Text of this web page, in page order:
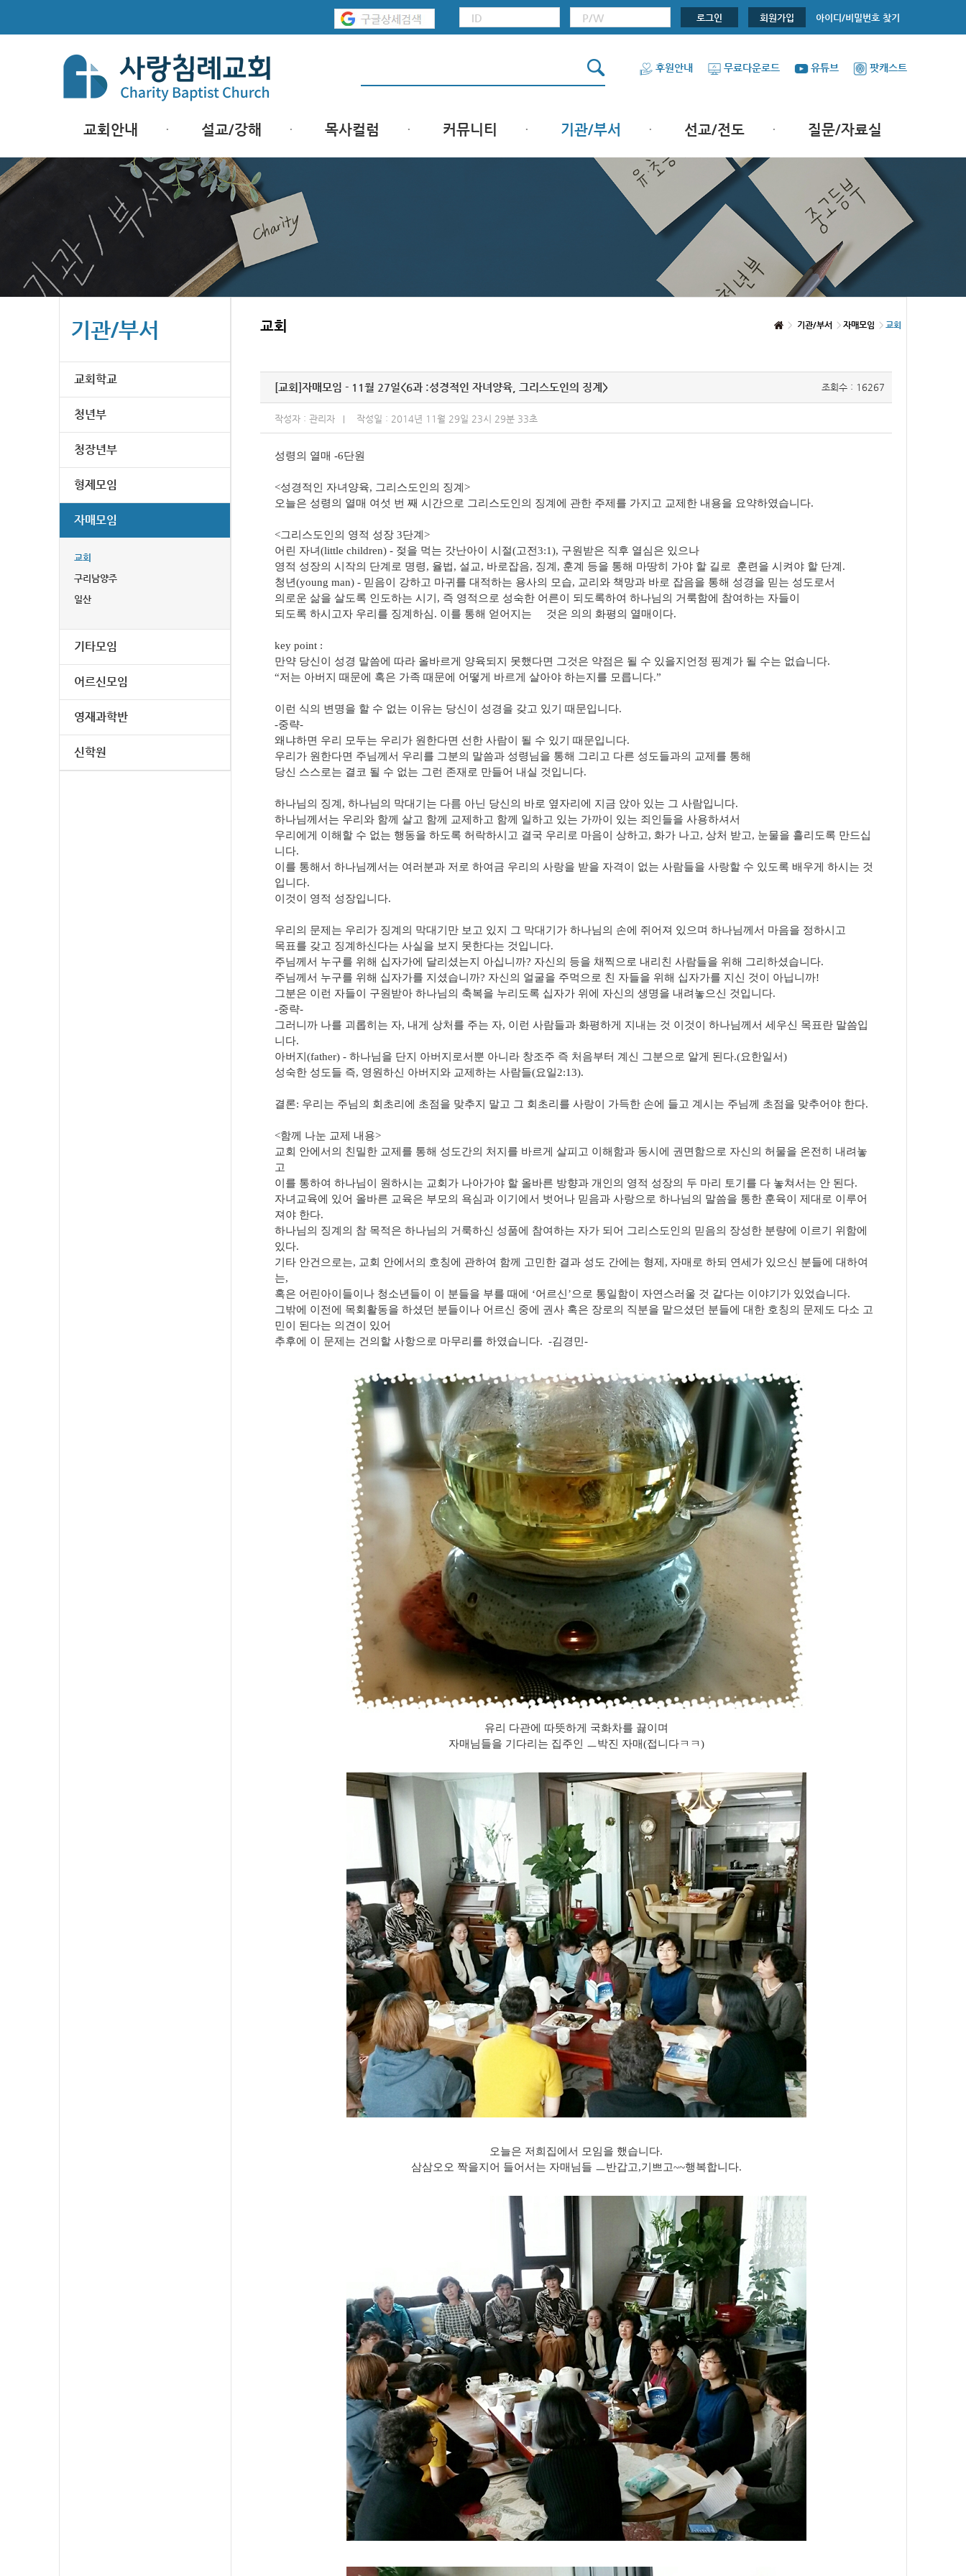
로그인 회원가입 아이디/비밀번호 찾기
후원안내 무료다운로드 유튜브 팟캐스트
교회안내 설교/강해 목사컬럼 커뮤니티 기관/부서 선교/전도 질문/자료실
기관/부서
교회학교
청년부
청장년부
형제모임
자매모임
교회
구리남양주
일산
기타모임
어르신모임
영재과학반
신학원
교회 기관/부서 자매모임 교회
[교회]자매모임 - 11월 27일<6과 :성경적인 자녀양육, 그리스도인의 징계> 조회수 : 16267
작성자 : 관리자 작성일 : 2014년 11월 29일 23시 29분 33초
성령의 열매 -6단원
<성경적인 자녀양육, 그리스도인의 징계>
오늘은 성령의 열매 여섯 번 째 시간으로 그리스도인의 징계에 관한 주제를 가지고 교제한 내용을 요약하였습니다.
<그리스도인의 영적 성장 3단계>
어린 자녀(little children) - 젖을 먹는 갓난아이 시절(고전3:1), 구원받은 직후 열심은 있으나
영적 성장의 시작의 단계로 명령, 율법, 설교, 바로잡음, 징계, 훈계 등을 통해 마땅히 가야 할 길로 훈련을 시켜야 할 단계.
청년(young man) - 믿음이 강하고 마귀를 대적하는 용사의 모습, 교리와 책망과 바로 잡음을 통해 성경을 믿는 성도로서
의로운 삶을 살도록 인도하는 시기, 즉 영적으로 성숙한 어른이 되도록하여 하나님의 거룩함에 참여하는 자들이
되도록 하시고자 우리를 징계하심. 이를 통해 얻어지는 것은 의의 화평의 열매이다.
key point :
만약 당신이 성경 말씀에 따라 올바르게 양육되지 못했다면 그것은 약점은 될 수 있을지언정 핑계가 될 수는 없습니다.
“저는 아버지 때문에 혹은 가족 때문에 어떻게 바르게 살아야 하는지를 모릅니다.”
이런 식의 변명을 할 수 없는 이유는 당신이 성경을 갖고 있기 때문입니다.
-중략-
왜냐하면 우리 모두는 우리가 원한다면 선한 사람이 될 수 있기 때문입니다.
우리가 원한다면 주님께서 우리를 그분의 말씀과 성령님을 통해 그리고 다른 성도들과의 교제를 통해
당신 스스로는 결코 될 수 없는 그런 존재로 만들어 내실 것입니다.
하나님의 징계, 하나님의 막대기는 다름 아닌 당신의 바로 옆자리에 지금 앉아 있는 그 사람입니다.
하나님께서는 우리와 함께 살고 함께 교제하고 함께 일하고 있는 가까이 있는 죄인들을 사용하셔서
우리에게 이해할 수 없는 행동을 하도록 허락하시고 결국 우리로 마음이 상하고, 화가 나고, 상처 받고, 눈물을 흘리도록 만드십
니다.
이를 통해서 하나님께서는 여러분과 저로 하여금 우리의 사랑을 받을 자격이 없는 사람들을 사랑할 수 있도록 배우게 하시는 것
입니다.
이것이 영적 성장입니다.
우리의 문제는 우리가 징계의 막대기만 보고 있지 그 막대기가 하나님의 손에 쥐어져 있으며 하나님께서 마음을 정하시고
목표를 갖고 징계하신다는 사실을 보지 못한다는 것입니다.
주님께서 누구를 위해 십자가에 달리셨는지 아십니까? 자신의 등을 채찍으로 내리친 사람들을 위해 그리하셨습니다.
주님께서 누구를 위해 십자가를 지셨습니까? 자신의 얼굴을 주먹으로 친 자들을 위해 십자가를 지신 것이 아닙니까!
그분은 이런 자들이 구원받아 하나님의 축복을 누리도록 십자가 위에 자신의 생명을 내려놓으신 것입니다.
-중략-
그러니까 나를 괴롭히는 자, 내게 상처를 주는 자, 이런 사람들과 화평하게 지내는 것 이것이 하나님께서 세우신 목표란 말씀입
니다.
아버지(father) - 하나님을 단지 아버지로서뿐 아니라 창조주 즉 처음부터 계신 그분으로 알게 된다.(요한일서)
성숙한 성도들 즉, 영원하신 아버지와 교제하는 사람들(요일2:13).
결론: 우리는 주님의 회초리에 초점을 맞추지 말고 그 회초리를 사랑이 가득한 손에 들고 계시는 주님께 초점을 맞추어야 한다.
<함께 나눈 교제 내용>
교회 안에서의 친밀한 교제를 통해 성도간의 처지를 바르게 살피고 이해함과 동시에 권면함으로 자신의 허물을 온전히 내려놓
고
이를 통하여 하나님이 원하시는 교회가 나아가야 할 올바른 방향과 개인의 영적 성장의 두 마리 토기를 다 놓쳐서는 안 된다.
자녀교육에 있어 올바른 교육은 부모의 욕심과 이기에서 벗어나 믿음과 사랑으로 하나님의 말씀을 통한 훈육이 제대로 이루어
져야 한다.
하나님의 징계의 참 목적은 하나님의 거룩하신 성품에 참여하는 자가 되어 그리스도인의 믿음의 장성한 분량에 이르기 위함에
있다.
기타 안건으로는, 교회 안에서의 호칭에 관하여 함께 고민한 결과 성도 간에는 형제, 자매로 하되 연세가 있으신 분들에 대하여
는,
혹은 어린아이들이나 청소년들이 이 분들을 부를 때에 ‘어르신’으로 통일함이 자연스러울 것 같다는 이야기가 있었습니다.
그밖에 이전에 목회활동을 하셨던 분들이나 어르신 중에 권사 혹은 장로의 직분을 맡으셨던 분들에 대한 호칭의 문제도 다소 고
민이 된다는 의견이 있어
추후에 이 문제는 건의할 사항으로 마무리를 하였습니다. -김경민-
유리 다관에 따뜻하게 국화차를 끓이며
자매님들을 기다리는 집주인 ㅡ박진 자매(접니다ㅋㅋ)
오늘은 저희집에서 모임을 했습니다.
삼삼오오 짝을지어 들어서는 자매님들 ㅡ반갑고,기쁘고~~행복합니다.